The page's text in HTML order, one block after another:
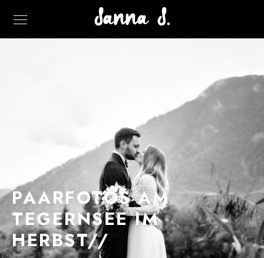
PAARFOTOS AM
TEGERNSEE IM
HERBST//